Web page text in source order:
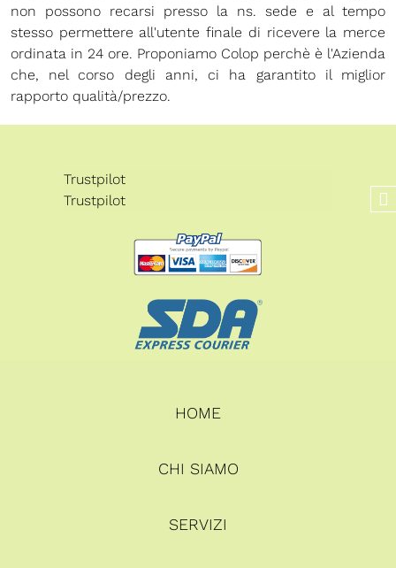
non possono recarsi presso la ns. sede e al tempo
stesso permettere all'utente finale di ricevere la merce
ordinata in 24 ore. Proponiamo Colop perchè è l'Azienda
che, nel corso degli anni, ci ha garantito il miglior
rapporto qualità/prezzo.
Trustpilot
Trustpilot
HOME
CHI SIAMO
SERVIZI